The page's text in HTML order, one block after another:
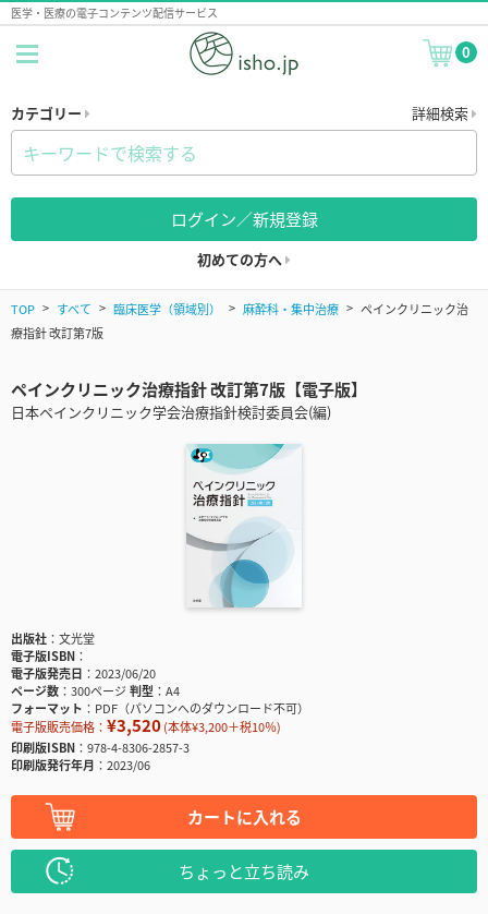
医学・医療の電子コンテンツ配信サービス
0
カテゴリー 詳細検索
ログイン／新規登録
初めての方へ
TOP すべて 臨床医学（領域別） 麻酔科・集中治療
ペインクリニック治
療指針 改訂第7版
ペインクリニック治療指針 改訂第7版【電子版】
日本ペインクリニック学会治療指針検討委員会(編)
出版社
文光堂
電子版ISBN
電子版発売日
2023/06/20
ページ数
300ページ判型
A4
フォーマット
PDF（パソコンへのダウンロード不可）
電子版販売価格： ¥3,520(本体¥3,200＋税10％)
印刷版ISBN
978-4-8306-2857-3
印刷版発行年月
2023/06
カートに入れる
ちょっと立ち読み